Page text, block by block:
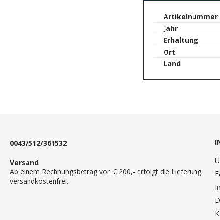
Mehr
Informationen
Artikelnummer
Jahr
Erhaltung
Ort
Land
0043/512/361532
Versand
Ab einem Rechnungsbetrag von € 200,- erfolgt die Lieferung
versandkostenfrei.